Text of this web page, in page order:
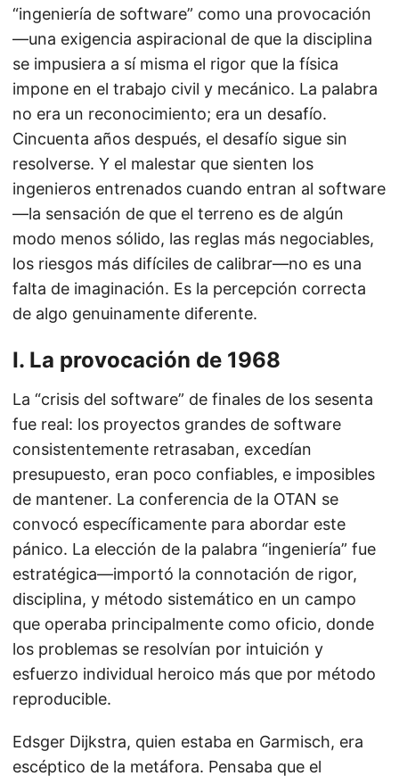
“ingeniería de software” como una provocación
—una exigencia aspiracional de que la disciplina
se impusiera a sí misma el rigor que la física
impone en el trabajo civil y mecánico. La palabra
no era un reconocimiento; era un desafío.
Cincuenta años después, el desafío sigue sin
resolverse. Y el malestar que sienten los
ingenieros entrenados cuando entran al software
—la sensación de que el terreno es de algún
modo menos sólido, las reglas más negociables,
los riesgos más difíciles de calibrar—no es una
falta de imaginación. Es la percepción correcta
de algo genuinamente diferente.
I. La provocación de 1968
La “crisis del software” de finales de los sesenta
fue real: los proyectos grandes de software
consistentemente retrasaban, excedían
presupuesto, eran poco confiables, e imposibles
de mantener. La conferencia de la OTAN se
convocó específicamente para abordar este
pánico. La elección de la palabra “ingeniería” fue
estratégica—importó la connotación de rigor,
disciplina, y método sistemático en un campo
que operaba principalmente como oficio, donde
los problemas se resolvían por intuición y
esfuerzo individual heroico más que por método
reproducible.
Edsger Dijkstra, quien estaba en Garmisch, era
escéptico de la metáfora. Pensaba que el